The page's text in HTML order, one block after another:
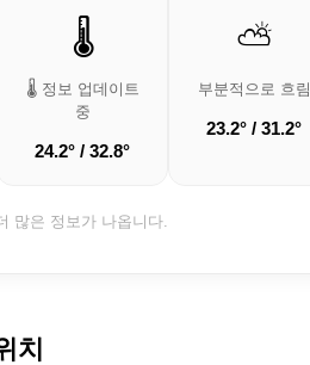
🌡️
🌡️ 정보 업데이트
중
24.2° / 32.8°
⛅
부분적으로 흐림
23.2° / 31.2°
많은 정보가 나옵니다.
치